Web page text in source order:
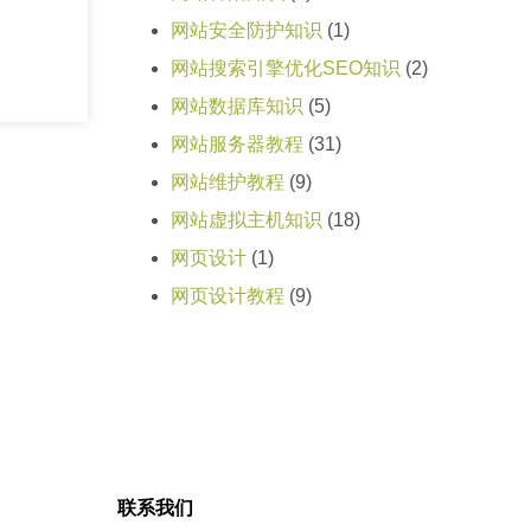
网站安全防护知识 (1)
网站搜索引擎优化SEO知识 (2)
网站数据库知识 (5)
网站服务器教程 (31)
网站维护教程 (9)
网站虚拟主机知识 (18)
网页设计(1)
网页设计教程 (9)
联系我们